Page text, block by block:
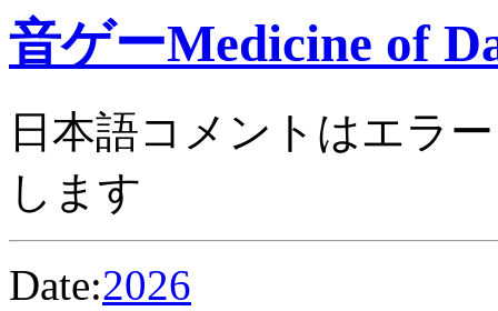
音ゲーMedicine of
日本語コメントはエラ
します
Date:2026